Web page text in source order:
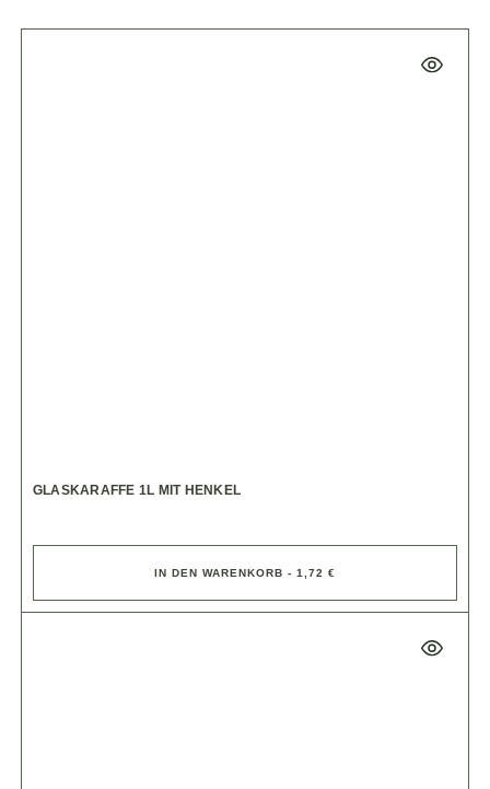
GLASKARAFFE 1L MIT HENKEL
IN DEN WARENKORB - 1,72 €